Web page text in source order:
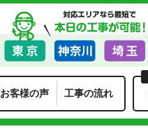
お客様の声 工事の流れ